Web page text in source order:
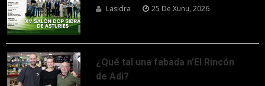
Lasidra 25 De Xunu, 2026
¿Qué tal una fabada n’El Rincón
de Adi?